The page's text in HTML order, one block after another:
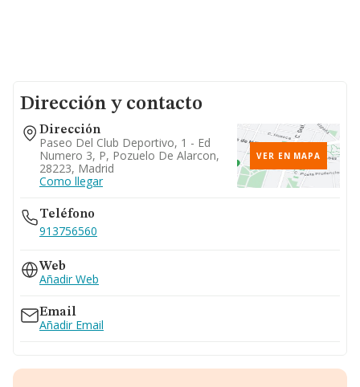
Dirección y contacto
Dirección
Paseo Del Club Deportivo, 1 - Ed
Numero 3, P, Pozuelo De Alarcon,
28223, Madrid
Como llegar
VER EN MAPA
Teléfono
913756560
Web
Añadir Web
Email
Añadir Email